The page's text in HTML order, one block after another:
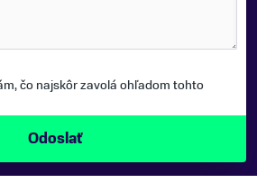
čo najskôr zavolá ohľadom tohto